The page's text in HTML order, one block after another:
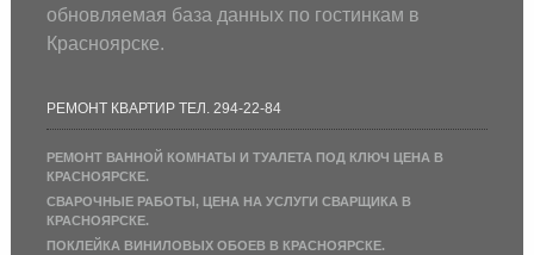
обновляемая база данных по гостинкам в
Красноярске.
РЕМОНТ КВАРТИР ТЕЛ. 294-22-84
РЕМОНТ ВАННОЙ КОМНАТЫ И ТУАЛЕТА ПОД КЛЮЧ ЦЕНА В
КРАСНОЯРСКЕ.
СВАРОЧНЫЕ РАБОТЫ, ЦЕНА НА УСЛУГИ СВАРЩИКА В
КРАСНОЯРСКЕ.
ПОКЛЕЙКА ВИНИЛОВЫХ ОБОЕВ В КРАСНОЯРСКЕ.